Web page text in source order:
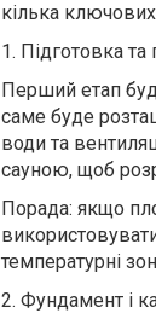
кілька
1. Підготовка та
Перший етап
саме буде
води та
сауною, щоб
Порада: якщо
температурні
2. Фундамент і